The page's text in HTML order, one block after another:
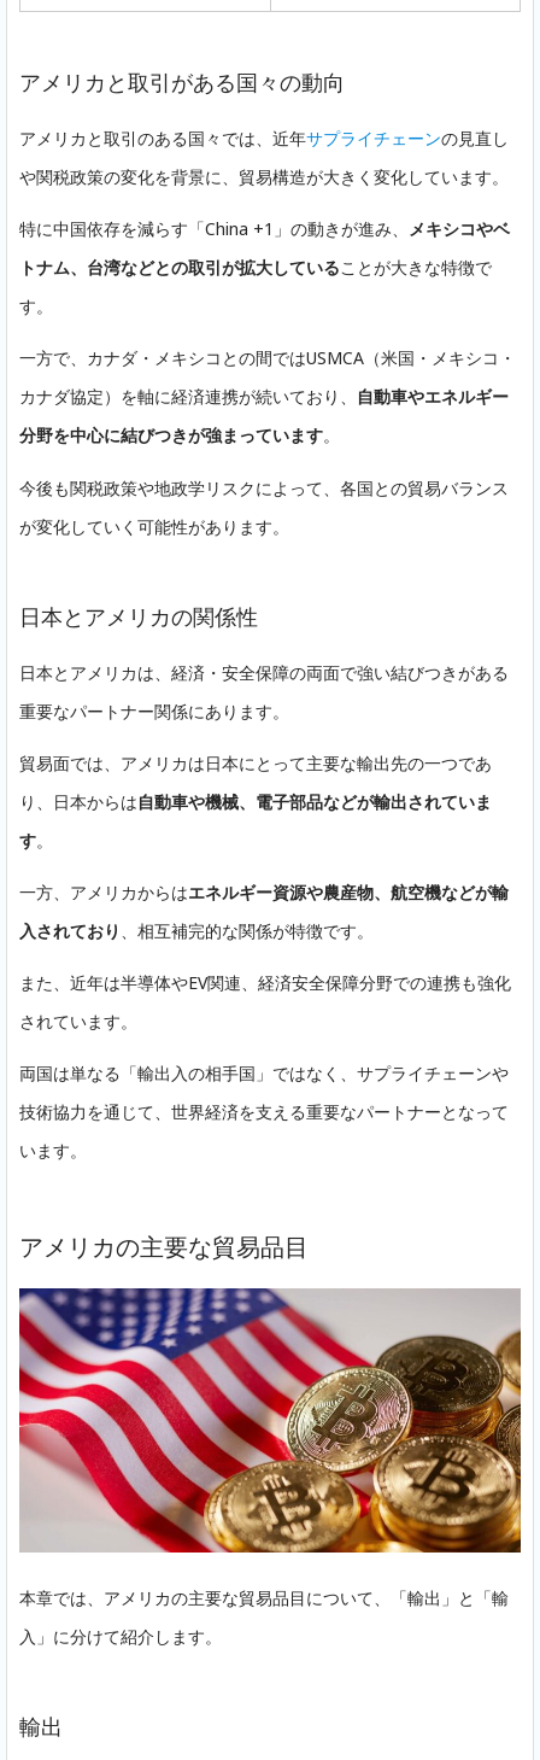
アメリカと取引がある国々の動向
アメリカと取引のある国々では、近年サプライチェーンの見直し
や関税政策の変化を背景に、貿易構造が大きく変化しています。
特に中国依存を減らす「China +1」の動きが進み、 メキシコやベ
トナム、台湾などとの取引が拡大していることが大きな特徴で
す。
一方で、カナダ・メキシコとの間ではUSMCA（米国・メキシコ・
カナダ協定）を軸に経済連携が続いており、
自動車やエネルギー
分野を中心に結びつきが強まっています。
今後も関税政策や地政学リスクによって、各国との貿易バランス
が変化していく可能性があります。
日本とアメリカの関係性
日本とアメリカは、経済・安全保障の両面で強い結びつきがある
重要なパートナー関係にあります。
貿易面では、アメリカは日本にとって主要な輸出先の一つであ
り、日本からは自動車や機械、電子部品などが輸出されていま
す。
一方、アメリカからはエネルギー資源や農産物、航空機などが輸
入されており 、相互補完的な関係が特徴です。
また、近年は半導体やEV関連、経済安全保障分野での連携も強化
されています。
両国は単なる「輸出入の相手国」ではなく、サプライチェーンや
技術協力を通じて、世界経済を支える重要なパートナーとなって
います。
アメリカの主要な貿易品目
本章では、アメリカの主要な貿易品目について、「輸出」と「輸
入」に分けて紹介します。
輸出